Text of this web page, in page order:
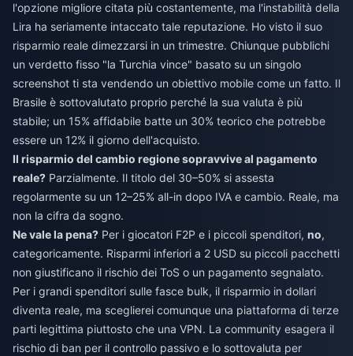
l'opzione migliore citata più costantemente, ma l'instabilità della
Lira ha seriamente intaccato tale reputazione. Ho visto il suo
risparmio reale dimezzarsi in un trimestre. Chiunque pubblichi
un verdetto fisso "la Turchia vince" basato su un singolo
screenshot ti sta vendendo un obiettivo mobile come un fatto. Il
Brasile è sottovalutato proprio perché la sua valuta è più
stabile; un 15% affidabile batte un 30% teorico che potrebbe
essere un 12% il giorno dell'acquisto.
Il risparmio del cambio regione sopravvive al pagamento
reale? Parzialmente. Il titolo del 30–50% si assesta
regolarmente su un 12–25% all-in dopo IVA e cambio. Reale, ma
non la cifra da sogno.
Ne vale la pena? Per i giocatori F2P e i piccoli spenditori, no,
categoricamente. Risparmi inferiori a 2 USD su piccoli pacchetti
non giustificano il rischio dei ToS o un pagamento segnalato.
Per i grandi spenditori sulle fasce bulk, il risparmio in dollari
diventa reale, ma sceglierei comunque una piattaforma di terze
parti legittima piuttosto che una VPN. La community esagera il
rischio di ban per il controllo passivo e lo sottovaluta per